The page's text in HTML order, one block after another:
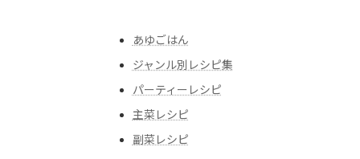
あゆごはん
ジャンル別レシピ集
パーティーレシピ
主菜レシピ
副菜レシピ